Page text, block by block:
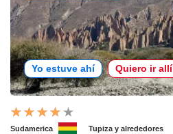
Yo estuve ahí Quiero ir allí
Sudamerica Tupiza y alrededores